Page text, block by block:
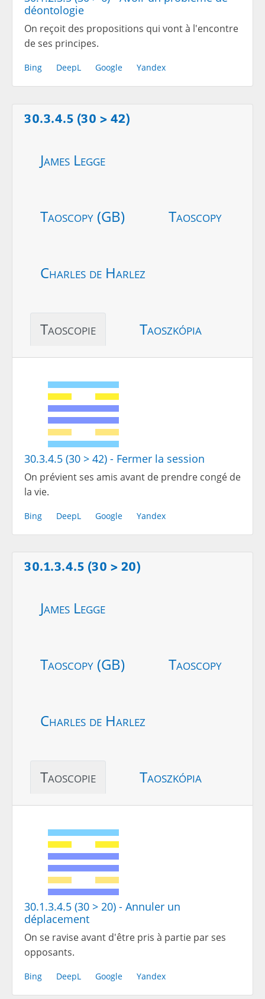
déontologie
On reçoit des propositions qui vont à l'encontre
de ses principes.
Bing DeepL Google Yandex
30.3.4.5 (30 > 42)
James Legge
Taoscopy (GB) Taoscopy
Charles de Harlez
Taoscopie Taoszkópia
30.3.4.5 (30 > 42) - Fermer la session
On prévient ses amis avant de prendre congé de
la vie.
Bing DeepL Google Yandex
30.1.3.4.5 (30 > 20)
James Legge
Taoscopy (GB) Taoscopy
Charles de Harlez
Taoscopie Taoszkópia
30.1.3.4.5 (30 > 20) - Annuler un
déplacement
On se ravise avant d'être pris à partie par ses
opposants.
Bing DeepL Google Yandex